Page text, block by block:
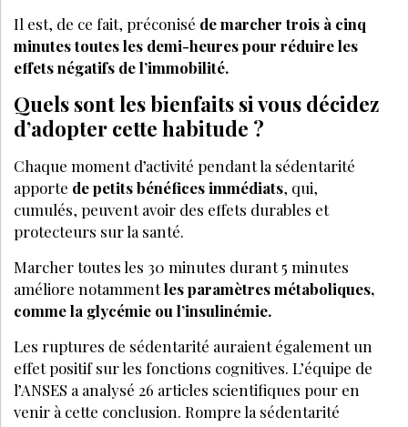
Il est, de ce fait, préconisé de marcher trois à cinq
minutes toutes les demi-heures pour réduire les
effets négatifs de l’immobilité.
Quels sont les bienfaits si vous décidez
d’adopter cette habitude ?
Chaque moment d’activité pendant la sédentarité
apporte de petits bénéfices immédiats, qui,
cumulés, peuvent avoir des effets durables et
protecteurs sur la santé.
Marcher toutes les 30 minutes durant 5 minutes
améliore notammentles paramètres métaboliques,
comme la glycémie ou l’insulinémie.
Les ruptures de sédentarité auraient également un
effet positif sur les fonctions cognitives. L’équipe de
l’ANSES a analysé 26 articles scientifiques pour en
venir à cette conclusion. Rompre la sédentarité